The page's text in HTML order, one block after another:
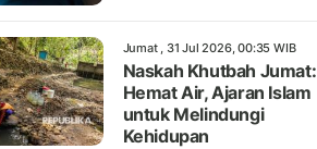
Jumat , 31 Jul 2026, 00:35 WIB
Naskah Khutbah Jumat:
Hemat Air, Ajaran Islam
untuk Melindungi
Kehidupan